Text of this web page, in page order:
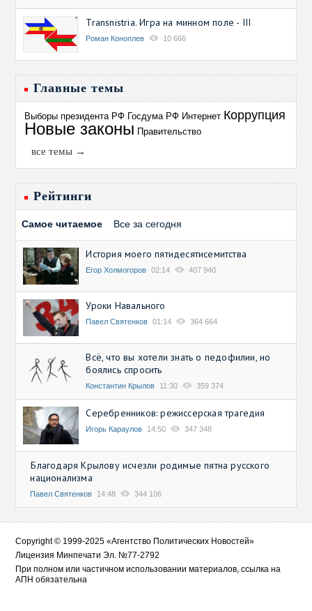
Transnistria. Игра на минном поле - III
Роман Коноплев 10 666
Главные темы
Выборы президента РФ Госдума РФ Интернет Коррупция
Новые законы Правительство
все темы →
Рейтинги
Самое читаемое Все за сегодня
История моего пятидесятисемитства
Егор Холмогоров 02:14 407 940
Уроки Навального
Павел Святенков 01:14 364 664
Всё, что вы хотели знать о педофилии, но
боялись спросить
Константин Крылов 11:30 359 374
Серебренников: режиссерская трагедия
Игорь Караулов 14:50 347 348
Благодаря Крылову исчезли родимые пятна русского
национализма
Павел Святенков 14:48 344 106
Copyright © 1999-2025 «Агентство Политических Новостей»
Лицензия Минпечати Эл. №77-2792
При полном или частичном использовании материалов, ссылка на
АПН обязательна